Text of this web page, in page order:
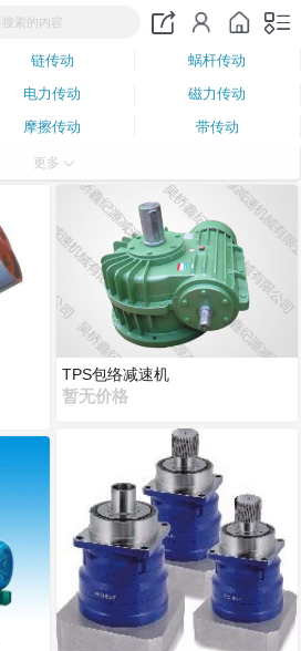
索的内容
链传动
蜗杆传动
电力传动
磁力传动
摩擦传动
带传动
气压传动
连杆传动
更多
TPS包络减速机
暂无价格